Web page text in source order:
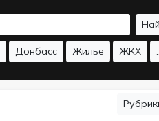
Донбасс Жильё ЖКХ